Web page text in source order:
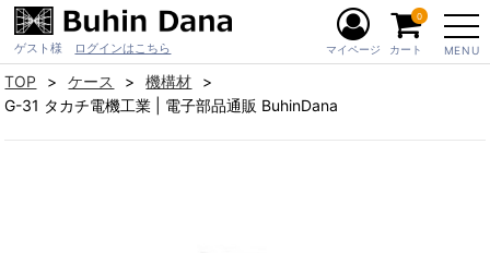
ゲスト様 ログインはこちら MENU
マイページ カート
0
TOP ケース
機構材
G-31 タカチ電機工業 | 電子部品通販 BuhinDana